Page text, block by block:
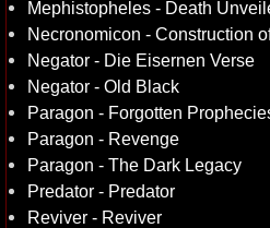
Mephistopheles - Death
Necronomicon - Construction
Negator - Die Eisernen Verse
Negator - Old Black
Paragon - Forgotten
Paragon - Revenge
Paragon - The Dark Legacy
Predator - Predator
Reviver - Reviver